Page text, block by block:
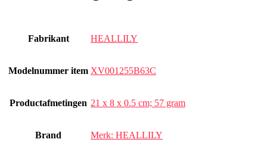
Fabrikant ‎HEALLILY
Modelnummer item ‎XV001255B63C
Productafmetingen ‎21 x 8 x 0.5 cm; 57 gram
Brand Merk: HEALLILY